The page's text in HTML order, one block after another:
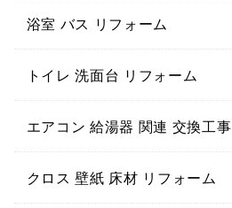
浴室 バス リフォーム
トイレ 洗面台 リフォーム
エアコン 給湯器 関連 交換工事
クロス 壁紙 床材 リフォーム